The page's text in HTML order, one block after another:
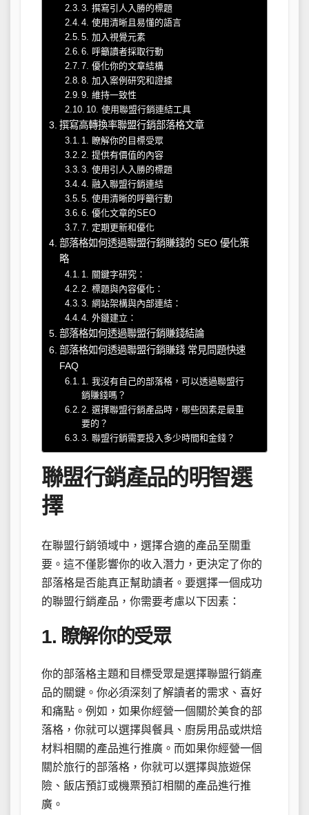
3. 撰寫引人入勝的標題
4. 使用清晰且易懂的語言
5. 加入視覺元素
6. 呼籲讀者採取行動
7. 優化你的文章結構
8. 加入案例研究和證據
9. 維持一致性
10. 使用聯盟行銷連結工具
撰寫高轉換率聯盟行銷部落格文章
1. 瞭解你的目標受眾
2. 提供有價值的內容
3. 使用引人入勝的標題
4. 融入聯盟行銷連結
5. 使用清晰的呼籲行動
6. 優化文章的SEO
7. 定期更新和優化
部落格如何透過聯盟行銷賺錢的 SEO 優化策
略
1. 關鍵字研究：
2. 標題與內容優化：
3. 網站架構與內部連結：
4. 外鏈建立：
部落格如何透過聯盟行銷賺錢結論
部落格如何透過聯盟行銷賺錢 常見問題快速
FAQ
1. 我沒有自己的部落格，可以透過聯盟行
銷賺錢嗎？
2. 選擇聯盟行銷產品時，哪些因素是最重
要的？
3. 聯盟行銷需要投入多少時間和金錢？
聯盟行銷產品的明智選
擇
在聯盟行銷領域中，選擇合適的產品至關重
要。這不僅影響你的收入潛力，更決定了你的
部落格是否能真正幫助讀者。要選擇一個成功
的聯盟行銷產品，你需要考慮以下因素：
1. 瞭解你的受眾
你的部落格主題和目標受眾是選擇聯盟行銷產
品的關鍵。你必須深刻了解讀者的需求、喜好
和痛點。例如，如果你經營一個關於美食的部
落格，你就可以選擇與餐具、廚房用品或烘焙
材料相關的產品進行推廣。而如果你經營一個
關於旅行的部落格，你就可以選擇與旅遊保
險、飯店預訂或機票預訂相關的產品進行推
廣。